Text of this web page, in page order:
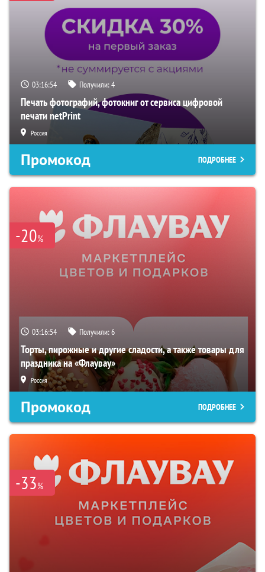
03:16:53 Получили:4
Печать фотографий, фотокниг от сервиса цифровой
печати netPrint
Россия
Промокод ПОДРОБНЕЕ
-20%
03:16:53 Получили:6
Торты, пирожные и другие сладости, а также товары для
праздника на «Флаувау»
Россия
Промокод ПОДРОБНЕЕ
-33%